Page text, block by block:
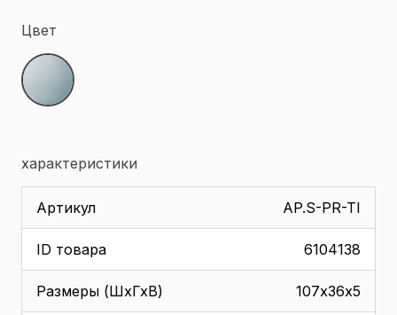
Цвет
характеристики
Артикул AP.S-PR-TI
ID товара 6104138
Размеры (ШхГхВ) 107х36х5